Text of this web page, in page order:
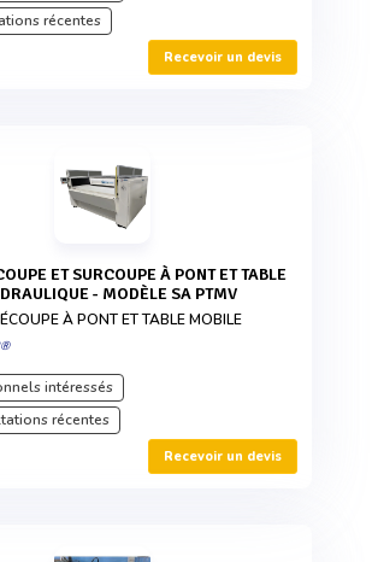
récentes
Recevoir un devis
- MODÈLE SA PTMV
À PONT ET TABLE MOBILE
intéressés
récentes
Recevoir un devis